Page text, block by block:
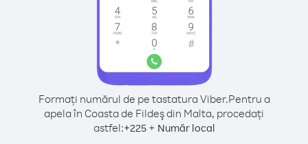
Formați numărul de pe tastatura Viber.Pentru a
apela în Coasta de Fildeş din Malta, procedați
astfel:+225+ Număr local